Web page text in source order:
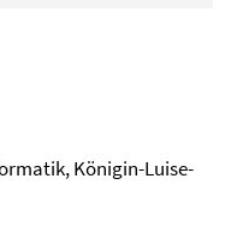
Königin-Luise-